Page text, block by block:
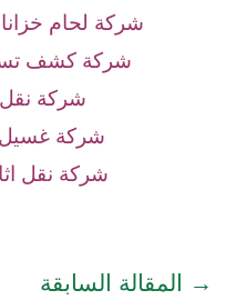
شركة لحام
شركة كشف
شركة
شركة غسيل
شركة نقل
→ المقالة السابقة